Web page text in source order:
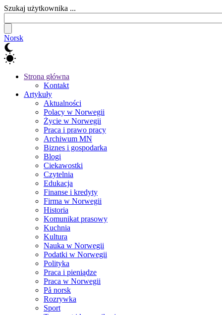
Szukaj użytkownika ...
Norsk
Strona główna
Kontakt
Artykuły
Aktualności
Polacy w Norwegii
Życie w Norwegii
Praca i prawo pracy
Archiwum MN
Biznes i gospodarka
Blogi
Ciekawostki
Czytelnia
Edukacja
Finanse i kredyty
Firma w Norwegii
Historia
Komunikat prasowy
Kuchnia
Kultura
Nauka w Norwegii
Podatki w Norwegii
Polityka
Praca i pieniądze
Praca w Norwegii
På norsk
Rozrywka
Sport